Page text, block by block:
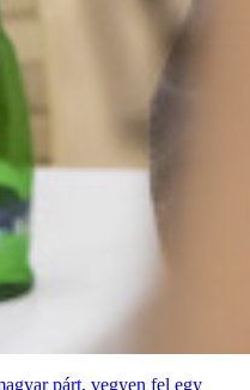
párt, vegyen fel egy